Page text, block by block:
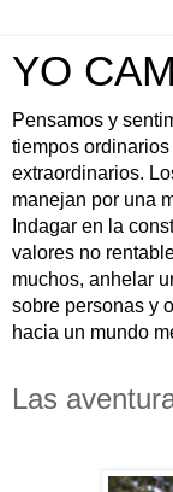
YO
Pensamos y
tiempos
extraordinarios.
manejan por una
Indagar en la
valores no
muchos, anhelar
sobre personas y
hacia un mundo
Las